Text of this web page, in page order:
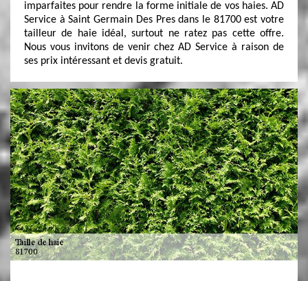
imparfaites pour rendre la forme initiale de vos haies. AD
Service à Saint Germain Des Pres dans le 81700 est votre
tailleur de haie idéal, surtout ne ratez pas cette offre.
Nous vous invitons de venir chez AD Service à raison de
ses prix intéressant et devis gratuit.